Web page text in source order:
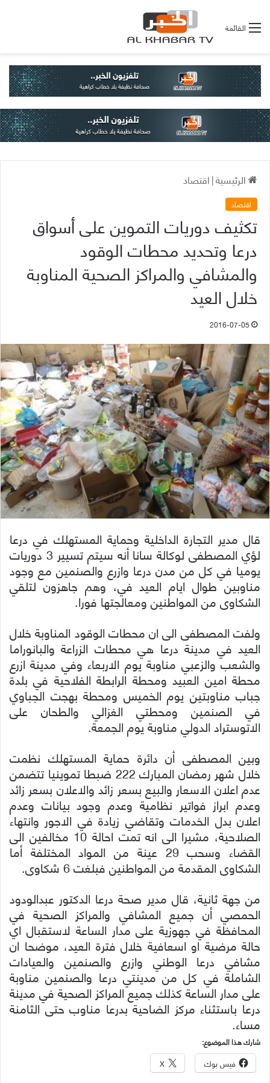
القائمة
الرئيسية|اقتصاد
اقتصاد
تكثيف دوريات التموين على أسواق
درعا وتحديد محطات الوقود
والمشافي والمراكز الصحية المناوبة
خلال العيد
2016-07-05
قال مدير التجارة الداخلية وحماية المستهلك في درعا
لؤي المصطفى لوكالة سانا أنه سيتم تسيير 3 دوريات
يوميا في كل من مدن درعا وازرع والصنمين مع وجود
مناوبين طوال ايام العيد في، وهم جاهزون لتلقي
الشكاوى من المواطنين ومعالجتها فورا.
ولفت المصطفى الى ان محطات الوقود المناوبة خلال
العيد في مدينة درعا هي محطات الزراعة والبانوراما
والشعب والزعبي مناوبة يوم الاربعاء وفي مدينة ازرع
محطة امين العبيد ومحطة الرابطة الفلاحية في بلدة
جباب مناوبتين يوم الخميس ومحطة بهجت الجباوي
في الصنمين ومحطتي الغزالي والطحان على
الاتوستراد الدولي مناوبة يوم الجمعة.
وبين المصطفى أن دائرة حماية المستهلك نظمت
خلال شهر رمضان المبارك 222 ضبطا تموينيا تتضمن
عدم اعلان الاسعار والبيع بسعر زائد والاعلان بسعر زائد
وعدم ابراز فواتير نظامية وعدم وجود بيانات وعدم
اعلان بدل الخدمات وتقاضي زيادة في الاجور وانتهاء
الصلاحية، مشيرا الى انه تمت احالة 10 مخالفين الى
القضاء وسحب 29 عينة من المواد المختلفة أما
الشكاوى المقدمة من المواطنين فبلغت 6 شكاوى.
من جهة ثانية، قال مدير صحة درعا الدكتور عبدالودود
الحمصي أن جميع المشافي والمراكز الصحية في
المحافظة في جهوزية على مدار الساعة لاستقبال اي
حالة مرضية او اسعافية خلال فترة العيد، موضحا ان
مشافي درعا الوطني وازرع والصنمين والعيادات
الشاملة في كل من مدينتي درعا والصنمين مناوبة
على مدار الساعة كذلك جميع المراكز الصحية في مدينة
درعا باستثناء مركز الضاحية بدرعا مناوب حتى الثامنة
مساء.
شارك هذا الموضوع:
فيس بوك X